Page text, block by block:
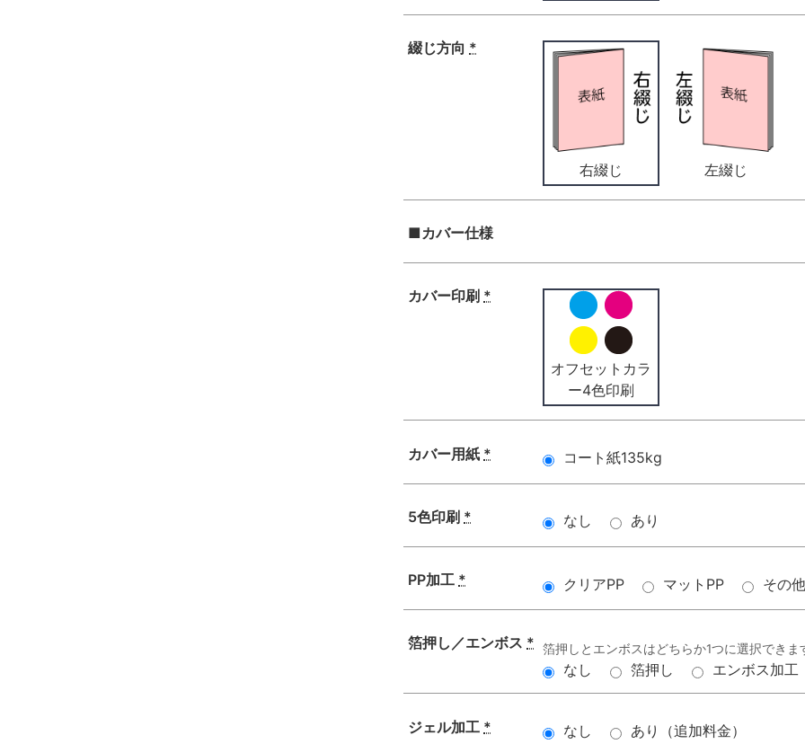
綴じ方向 *
右綴じ 左綴じ
■カバー仕様
カバー印刷 *
オフセットカラ
ー4色印刷
カバー用紙 * コート紙135kg
5色印刷 * なし あり
PP加工 * クリアPP マットPP その
箔押し／エンボス * 箔押しとエンボスはどちらか1つに選択できま
なし 箔押し エンボス加工
ジェル加工 * なし あり（追加料金）